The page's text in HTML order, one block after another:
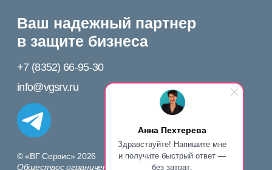
Анна Пехтерева
Здравствуйте! Напишите мне
и получите быстрый ответ —
без затрат.